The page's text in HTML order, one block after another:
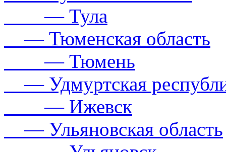
— Тула
— Тюменская область
— Тюмень
— Удмуртская
— Ижевск
— Ульяновская область